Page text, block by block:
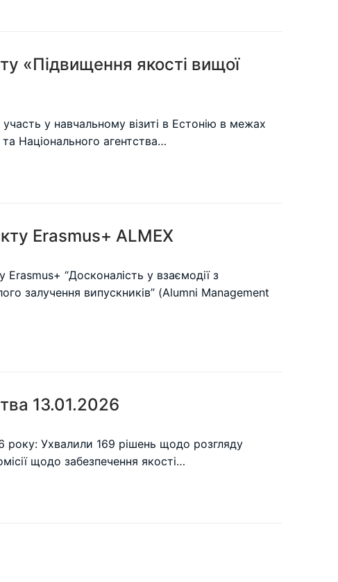
«Підвищення якості вищої
у навчальному візиті в Естонію в межах
Національного агентства…
Erasmus+ ALMEX
Erasmus+ “Досконалість у взаємодії з
залучення випускників” (Alumni Management
13.01.2026
року: Ухвалили 169 рішень щодо розгляду
щодо забезпечення якості…